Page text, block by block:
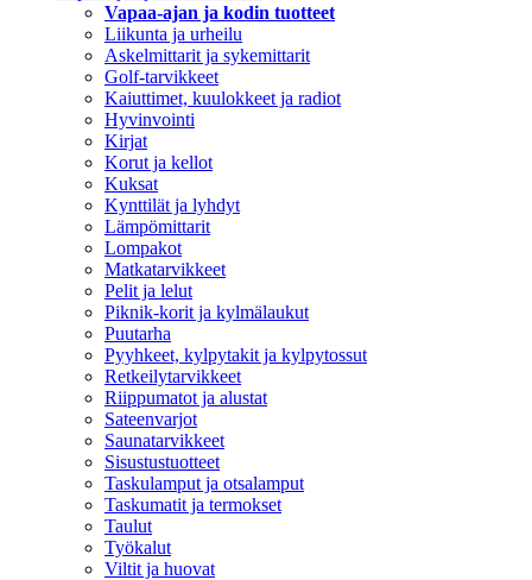
Vapaa-ajan ja kodin tuotteet
Liikunta ja urheilu
Askelmittarit ja sykemittarit
Golf-tarvikkeet
Kaiuttimet, kuulokkeet ja radiot
Hyvinvointi
Kirjat
Korut ja kellot
Kuksat
Kynttilät ja lyhdyt
Lämpömittarit
Lompakot
Matkatarvikkeet
Pelit ja lelut
Piknik-korit ja kylmälaukut
Puutarha
Pyyhkeet, kylpytakit ja kylpytossut
Retkeilytarvikkeet
Riippumatot ja alustat
Sateenvarjot
Saunatarvikkeet
Sisustustuotteet
Taskulamput ja otsalamput
Taskumatit ja termokset
Taulut
Työkalut
Viltit ja huovat